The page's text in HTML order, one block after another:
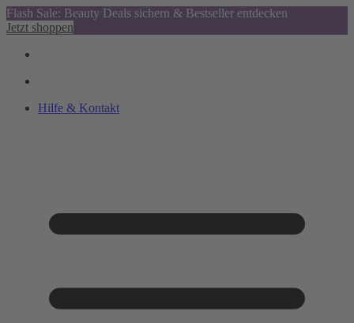
Flash Sale: Beauty Deals sichern & Bestseller entdecken
Jetzt shoppen
Hilfe & Kontakt